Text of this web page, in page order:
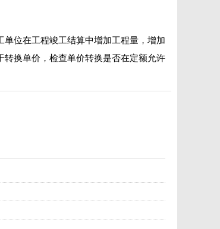
位在工程竣工结算中增加工程量，增加
换单价，检查单价转换是否在定额允许